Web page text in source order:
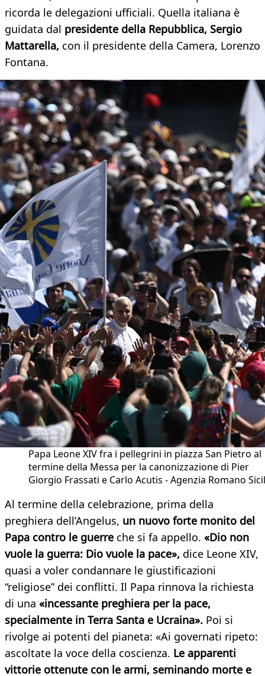
ricorda le delegazioni ufficiali. Quella italiana è
guidata dal presidente della Repubblica, Sergio
Mattarella, con il presidente della Camera, Lorenzo
Fontana.
Papa Leone XIV fra i pellegrini in piazza San Pietro al
termine della Messa per la canonizzazione di Pier
Giorgio Frassati e Carlo Acutis - Agenzia Romano
Al termine della celebrazione, prima della
preghiera dell’Angelus, un nuovo forte monito del
Papa contro le guerre che si fa appello. «Dio non
vuole la guerra: Dio vuole la pace», dice Leone XIV,
quasi a voler condannare le giustificazioni
“religiose” dei conflitti. Il Papa rinnova la richiesta
di una «incessante preghiera per la pace,
specialmente in Terra Santa e Ucraina». Poi si
rivolge ai potenti del pianeta: «Ai governati ripeto:
ascoltate la voce della coscienza. Le apparenti
vittorie ottenute con le armi, seminando morte e